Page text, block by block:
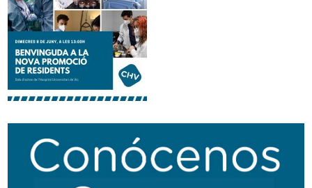
Segueix-nos:
Navegación
secundaria